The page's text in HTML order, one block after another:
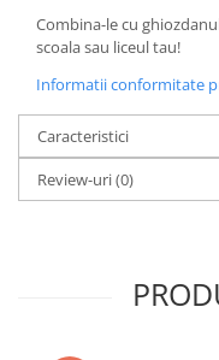
Poezie
Romane de dragoste,
romantice
Senzatii/Dragoste
Senzatii/Erotic
Senzatii/Suspans
Combina-le cu
scoala sau liceul tau!
Informatii conformitate
Caracteristici
Review-uri(0)